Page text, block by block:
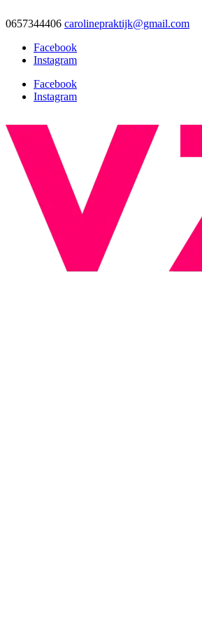
0657344406 carolinepraktijk@gmail.com
Facebook
Instagram
Facebook
Instagram